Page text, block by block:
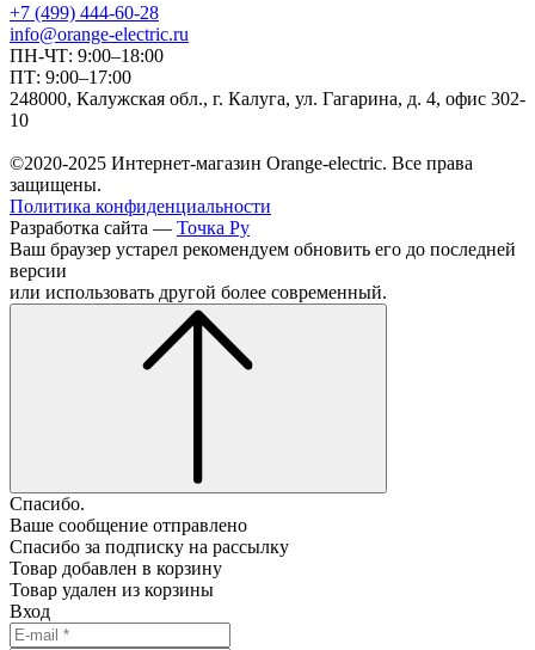
+7 (499) 444-60-28
info@orange-electric.ru
ПН-ЧТ: 9:00–18:00
ПТ: 9:00–17:00
248000, Калужская обл., г. Калуга, ул. Гагарина, д. 4, офис 302-
10
©2020-2025 Интернет-магазин Orange-electric. Все права
защищены.
Политика конфиденциальности
Разработка сайта — Точка Ру
Ваш браузер устарел рекомендуем обновить его до последней
версии
или использовать другой более современный.
Спасибо.
Ваше сообщение отправлено
Спасибо за подписку на рассылку
Товар добавлен в корзину
Товар удален из корзины
Вход